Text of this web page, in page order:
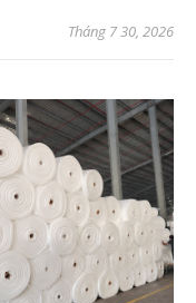
Tháng 7 30, 2026